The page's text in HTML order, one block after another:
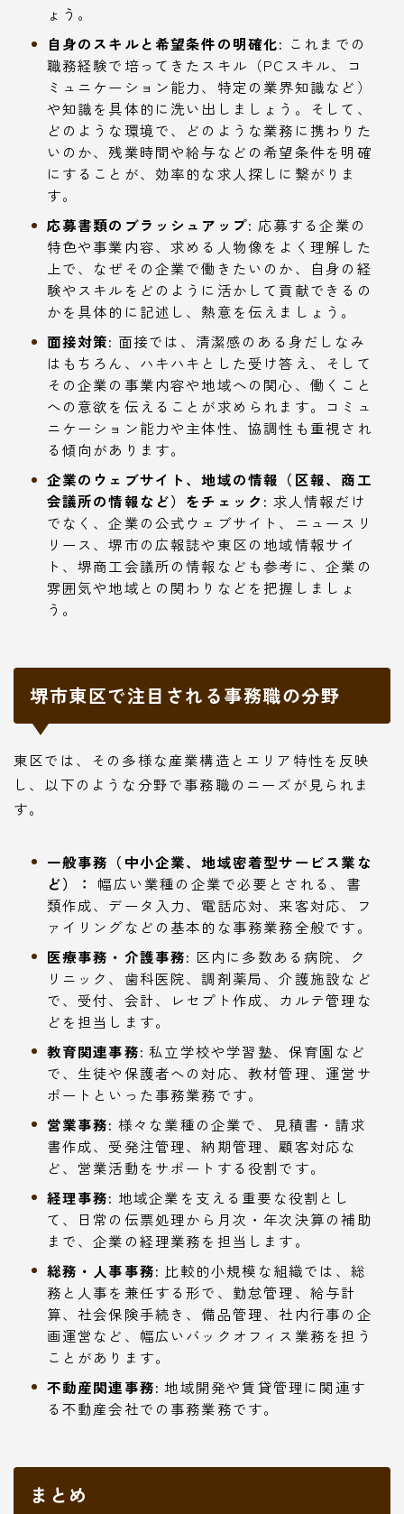
ょう。
自身のスキルと希望条件の明確化: これまでの
職務経験で培ってきたスキル（PCスキル、コ
ミュニケーション能力、特定の業界知識など）
や知識を具体的に洗い出しましょう。そして、
どのような環境で、どのような業務に携わりた
いのか、残業時間や給与などの希望条件を明確
にすることが、効率的な求人探しに繋がりま
す。
応募書類のブラッシュアップ: 応募する企業の
特色や事業内容、求める人物像をよく理解した
上で、なぜその企業で働きたいのか、自身の経
験やスキルをどのように活かして貢献できるの
かを具体的に記述し、熱意を伝えましょう。
面接対策: 面接では、清潔感のある身だしなみ
はもちろん、ハキハキとした受け答え、そして
その企業の事業内容や地域への関心、働くこと
への意欲を伝えることが求められます。コミュ
ニケーション能力や主体性、協調性も重視され
る傾向があります。
企業のウェブサイト、地域の情報（区報、商工
会議所の情報など）をチェック: 求人情報だけ
でなく、企業の公式ウェブサイト、ニュースリ
リース、堺市の広報誌や東区の地域情報サイ
ト、堺商工会議所の情報なども参考に、企業の
雰囲気や地域との関わりなどを把握しましょ
う。
堺市東区で注目される事務職の分野
東区では、その多様な産業構造とエリア特性を反映
し、以下のような分野で事務職のニーズが見られま
す。
一般事務（中小企業、地域密着型サービス業な
ど）：
幅広い業種の企業で必要とされる、書
類作成、データ入力、電話応対、来客対応、フ
ァイリングなどの基本的な事務業務全般です。
医療事務・介護事務: 区内に多数ある病院、ク
リニック、歯科医院、調剤薬局、介護施設など
で、受付、会計、レセプト作成、カルテ管理な
どを担当します。
教育関連事務: 私立学校や学習塾、保育園など
で、生徒や保護者への対応、教材管理、運営サ
ポートといった事務業務です。
営業事務: 様々な業種の企業で、見積書・請求
書作成、受発注管理、納期管理、顧客対応な
ど、営業活動をサポートする役割です。
経理事務: 地域企業を支える重要な役割とし
て、日常の伝票処理から月次・年次決算の補助
まで、企業の経理業務を担当します。
総務・人事事務: 比較的小規模な組織では、総
務と人事を兼任する形で、勤怠管理、給与計
算、社会保険手続き、備品管理、社内行事の企
画運営など、幅広いバックオフィス業務を担う
ことがあります。
不動産関連事務: 地域開発や賃貸管理に関連す
る不動産会社での事務業務です。
まとめ